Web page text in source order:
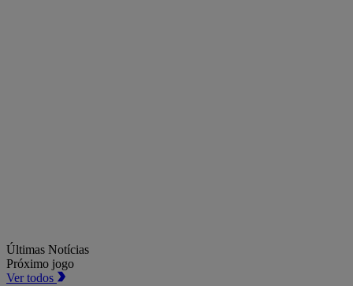
Últimas Notícias
Próximo jogo
Ver todos